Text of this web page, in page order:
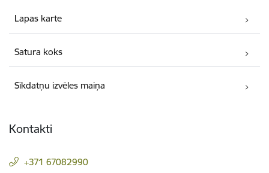
Lapas karte
Satura koks
Sīkdatņu izvēles maiņa
Kontakti
+371 67082990